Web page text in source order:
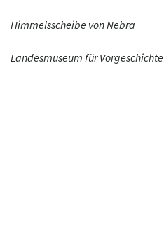
Himmelsscheibe von Nebra
Landesmuseum für Vorgeschichte